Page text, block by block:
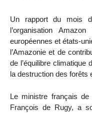
Un rapport du mois
l’organisation
européennes et états-
l’Amazonie et de
de l’équilibre climatique
la destruction des forêts
Le ministre français de
François de Rugy, a